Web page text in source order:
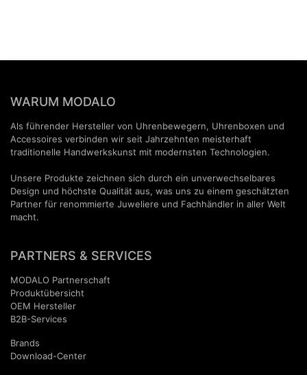
WARUM MODALO
Als führender Hersteller von Uhrenbewegern, Uhrenboxen und
Accessoires verbinden wir seit Jahrzehnten meisterhaft
traditionelle Handwerkskunst mit modernsten Technologien.
Unsere Produkte zeichnen sich durch ein unverwechselbares
Design und höchste Qualität aus, was uns zu einem geschätzten
Partner für renommierte Juweliere und Fachhändler in aller Welt
macht.
PARTNERS & SERVICES
MODALO Partnerschaft
Produktübersicht
OEM Hersteller
B2B-Services
Brands
Download-Center